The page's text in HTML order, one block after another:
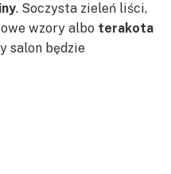
. Soczysta zieleń liści,
wzory albo terakota
salon będzie